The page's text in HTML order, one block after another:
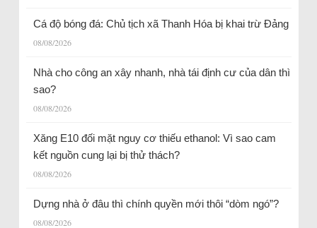
Cá độ bóng đá: Chủ tịch xã Thanh Hóa bị khai trừ Đảng
08/08/2026
Nhà cho công an xây nhanh, nhà tái định cư của dân thì
sao?
08/08/2026
Xăng E10 đối mặt nguy cơ thiếu ethanol: Vì sao cam
kết nguồn cung lại bị thử thách?
08/08/2026
Dựng nhà ở đâu thì chính quyền mới thôi “dòm ngó”?
08/08/2026